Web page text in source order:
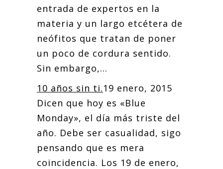
entrada de expertos en la
materia y un largo etcétera de
neófitos que tratan de poner
un poco de cordura sentido.
Sin embargo,...
10 años sin ti.19 enero, 2015
Dicen que hoy es «Blue
Monday», el día más triste del
año. Debe ser casualidad, sigo
pensando que es mera
coincidencia. Los 19 de enero,